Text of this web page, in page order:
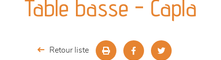
séjours
Table basse - Capla
Retour liste